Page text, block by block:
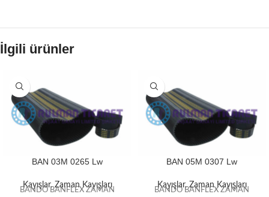
İlgili ürünler
BAN 03M 0265 Lw
Kayışlar,Zaman Kayışları
BANDO BANFLEX ZAMAN
BAN 05M 0307 Lw
Kayışlar,Zaman Kayışları
BANDO BANFLEX ZAMAN